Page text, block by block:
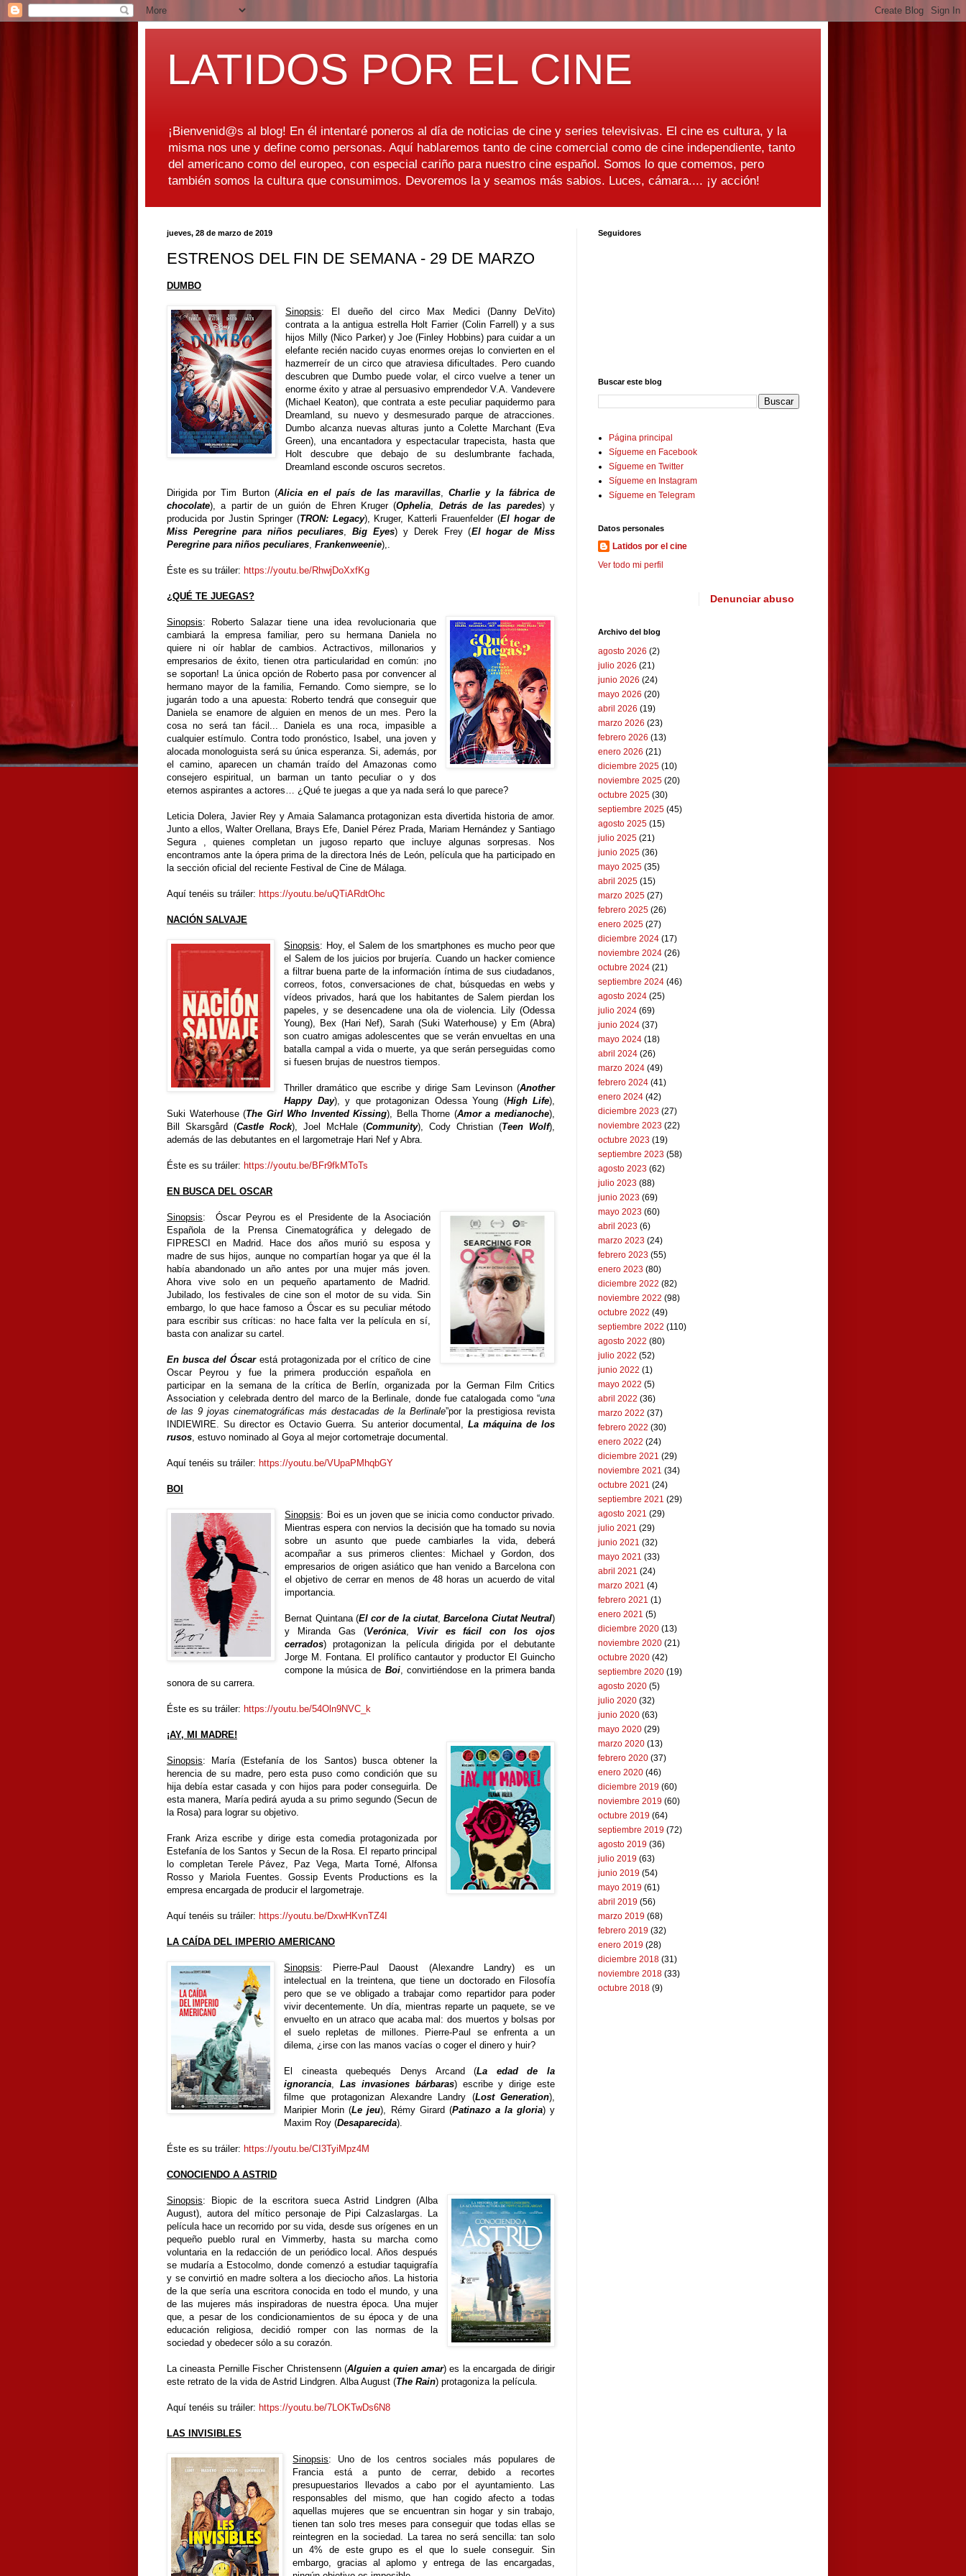
LATIDOS POR EL CINE
¡Bienvenid@s al blog! En él intentaré poneros al día de noticias de cine y series televisivas. El cine es cultura, y la
misma nos une y define como personas. Aquí hablaremos tanto de cine comercial como de cine independiente, tanto
del americano como del europeo, con especial cariño para nuestro cine español. Somos lo que comemos, pero
también somos la cultura que consumimos. Devoremos la y seamos más sabios. Luces, cámara.... ¡y acción!
jueves, 28 de marzo de 2019
ESTRENOS DEL FIN DE SEMANA - 29 DE MARZO
DUMBO
Sinopsis: El dueño del circo Max Medici (Danny DeVito)
contrata a la antigua estrella Holt Farrier (Colin Farrell) y a sus
hijos Milly (Nico Parker) y Joe (Finley Hobbins) para cuidar a un
elefante recién nacido cuyas enormes orejas lo convierten en el
hazmerreír de un circo que atraviesa dificultades. Pero cuando
descubren que Dumbo puede volar, el circo vuelve a tener un
enorme éxito y atrae al persuasivo emprendedor V.A. Vandevere
(Michael Keaton), que contrata a este peculiar paquidermo para
Dreamland, su nuevo y desmesurado parque de atracciones.
Dumbo alcanza nuevas alturas junto a Colette Marchant (Eva
Green), una encantadora y espectacular trapecista, hasta que
Holt descubre que debajo de su deslumbrante fachada,
Dreamland esconde oscuros secretos.
Dirigida por Tim Burton (Alicia en el país de las maravillas,Charlie y la fábrica de
chocolate), a partir de un guión de Ehren Kruger (Ophelia, Detrás de las paredes) y
producida por Justin Springer (TRON: Legacy), Kruger, Katterli Frauenfelder (El hogar de
Miss Peregrine para niños peculiares,Big Eyes) y Derek Frey (El hogar de Miss
Peregrine para niños peculiares, Frankenweenie),.
Éste es su tráiler: https://youtu.be/RhwjDoXxfKg
¿QUÉ TE JUEGAS?
Sinopsis: Roberto Salazar tiene una idea revolucionaria que
cambiará la empresa familiar, pero su hermana Daniela no
quiere ni oír hablar de cambios. Actractivos, millonarios y
empresarios de éxito, tienen otra particularidad en común: ¡no
se soportan! La única opción de Roberto pasa por convencer al
hermano mayor de la familia, Fernando. Como siempre, se lo
jugarán todo a una apuesta: Roberto tendrá que conseguir que
Daniela se enamore de alguien en menos de un mes. Pero la
cosa no será tan fácil... Daniela es una roca, impasible a
cualquier estímulo. Contra todo pronóstico, Isabel, una joven y
alocada monologuista será su única esperanza. Si, además, por
el camino, aparecen un chamán traído del Amazonas como
consejero espiritual, un barman un tanto peculiar o y dos
eternos aspirantes a actores… ¿Qué te juegas a que ya nada será lo que parece?
Leticia Dolera, Javier Rey y Amaia Salamanca protagonizan esta divertida historia de amor.
Junto a ellos, Walter Orellana, Brays Efe, Daniel Pérez Prada, Mariam Hernández y Santiago
Segura , quienes completan un jugoso reparto que incluye algunas sorpresas. Nos
encontramos ante la ópera prima de la directora Inés de León, película que ha participado en
la sección oficial del reciente Festival de Cine de Málaga.
Aquí tenéis su tráiler: https://youtu.be/uQTiARdtOhc
NACIÓN SALVAJE
Sinopsis: Hoy, el Salem de los smartphones es mucho peor que
el Salem de los juicios por brujería. Cuando un hacker comience
a filtrar buena parte de la información íntima de sus ciudadanos,
correos, fotos, conversaciones de chat, búsquedas en webs y
vídeos privados, hará que los habitantes de Salem pierdan los
papeles, y se desencadene una ola de violencia. Lily (Odessa
Young), Bex (Hari Nef), Sarah (Suki Waterhouse) y Em (Abra)
son cuatro amigas adolescentes que se verán envueltas en una
batalla campal a vida o muerte, ya que serán perseguidas como
si fuesen brujas de nuestros tiempos.
Thriller dramático que escribe y dirige Sam Levinson (Another
Happy Day), y que protagonizan Odessa Young (High Life),
Suki Waterhouse (The Girl Who Invented Kissing), Bella Thorne (Amor a medianoche),
Bill Skarsgård (Castle Rock), Joel McHale (Community), Cody Christian (Teen Wolf),
además de las debutantes en el largometraje Hari Nef y Abra.
Éste es su tráiler: https://youtu.be/BFr9fkMToTs
EN BUSCA DEL OSCAR
Sinopsis: Óscar Peyrou es el Presidente de la Asociación
Española de la Prensa Cinematográfica y delegado de
FIPRESCI en Madrid. Hace dos años murió su esposa y
madre de sus hijos, aunque no compartían hogar ya que él la
había abandonado un año antes por una mujer más joven.
Ahora vive solo en un pequeño apartamento de Madrid.
Jubilado, los festivales de cine son el motor de su vida. Sin
embargo, lo que hace famoso a Óscar es su peculiar método
para escribir sus críticas: no hace falta ver la película en sí,
basta con analizar su cartel.
En busca del Óscarestá protagonizada por el crítico de cine
Oscar Peyrou y fue la primera producción española en
participar en la semana de la crítica de Berlín, organizada por la German Film Critics
Association y celebrada dentro del marco de la Berlinale, donde fue catalogada como “una
de las 9 joyas cinematográficas más destacadas de la Berlinale”por la prestigiosa revista
INDIEWIRE. Su director es Octavio Guerra. Su anterior documental, La máquina de los
rusos, estuvo nominado al Goya al mejor cortometraje documental.
Aquí tenéis su tráiler: https://youtu.be/VUpaPMhqbGY
BOI
Sinopsis: Boi es un joven que se inicia como conductor privado.
Mientras espera con nervios la decisión que ha tomado su novia
sobre un asunto que puede cambiarles la vida, deberá
acompañar a sus primeros clientes: Michael y Gordon, dos
empresarios de origen asiático que han venido a Barcelona con
el objetivo de cerrar en menos de 48 horas un acuerdo de vital
importancia.
Bernat Quintana (El cor de la ciutat,Barcelona Ciutat Neutral)
y Miranda Gas (Verónica, Vivir es fácil con los ojos
cerrados) protagonizan la película dirigida por el debutante
Jorge M. Fontana. El prolífico cantautor y productor El Guincho
compone la música de Boi, convirtiéndose en la primera banda
sonora de su carrera.
Éste es su tráiler: https://youtu.be/54Oln9NVC_k
¡AY, MI MADRE!
Sinopsis: María (Estefanía de los Santos) busca obtener la
herencia de su madre, pero esta puso como condición que su
hija debía estar casada y con hijos para poder conseguirla. De
esta manera, María pedirá ayuda a su primo segundo (Secun de
la Rosa) para lograr su objetivo.
Frank Ariza escribe y dirige esta comedia protagonizada por
Estefanía de los Santos y Secun de la Rosa. El reparto principal
lo completan Terele Pávez, Paz Vega, Marta Torné, Alfonsa
Rosso y Mariola Fuentes. Gossip Events Productions es la
empresa encargada de producir el largometraje.
Aquí tenéis su tráiler: https://youtu.be/DxwHKvnTZ4I
LA CAÍDA DEL IMPERIO AMERICANO
Sinopsis: Pierre-Paul Daoust (Alexandre Landry) es un
intelectual en la treintena, que tiene un doctorado en Filosofía
pero que se ve obligado a trabajar como repartidor para poder
vivir decentemente. Un día, mientras reparte un paquete, se ve
envuelto en un atraco que acaba mal: dos muertos y bolsas por
el suelo repletas de millones. Pierre-Paul se enfrenta a un
dilema, ¿irse con las manos vacías o coger el dinero y huir?
El cineasta quebequés Denys Arcand (La edad de la
ignorancia,Las invasiones bárbaras) escribe y dirige este
filme que protagonizan Alexandre Landry (Lost Generation),
Maripier Morin (Le jeu), Rémy Girard (Patinazo a la gloria) y
Maxim Roy (Desaparecida).
Éste es su tráiler: https://youtu.be/CI3TyiMpz4M
CONOCIENDO A ASTRID
Sinopsis: Biopic de la escritora sueca Astrid Lindgren (Alba
August), autora del mítico personaje de Pipi Calzaslargas. La
película hace un recorrido por su vida, desde sus orígenes en un
pequeño pueblo rural en Vimmerby, hasta su marcha como
voluntaria en la redacción de un periódico local. Años después
se mudaría a Estocolmo, donde comenzó a estudiar taquigrafía
y se convirtió en madre soltera a los dieciocho años. La historia
de la que sería una escritora conocida en todo el mundo, y una
de las mujeres más inspiradoras de nuestra época. Una mujer
que, a pesar de los condicionamientos de su época y de una
educación religiosa, decidió romper con las normas de la
sociedad y obedecer sólo a su corazón.
La cineasta Pernille Fischer Christensenn (Alguien a quien amar) es la encargada de dirigir
este retrato de la vida de Astrid Lindgren. Alba August (The Rain) protagoniza la película.
Aquí tenéis su tráiler: https://youtu.be/7LOKTwDs6N8
LAS INVISIBLES
Sinopsis: Uno de los centros sociales más populares de
Francia está a punto de cerrar, debido a recortes
presupuestarios llevados a cabo por el ayuntamiento. Las
responsables del mismo, que han cogido afecto a todas
aquellas mujeres que se encuentran sin hogar y sin trabajo,
tienen tan solo tres meses para conseguir que todas ellas se
reintegren en la sociedad. La tarea no será sencilla: tan solo
un 4% de este grupo es el que lo suele conseguir. Sin
embargo, gracias al aplomo y entrega de las encargadas,
Seguidores
Buscar este blog
Página principal
Sígueme en Facebook
Sígueme en Twitter
Sígueme en Instagram
Sígueme en Telegram
Datos personales
Latidos por el cine
Ver todo mi perfil
Denunciar abuso
Archivo del blog
agosto 2026 (2)
julio 2026 (21)
junio 2026 (24)
mayo 2026 (20)
abril 2026 (19)
marzo 2026 (23)
febrero 2026 (13)
enero 2026 (21)
diciembre 2025 (10)
noviembre 2025 (20)
octubre 2025 (30)
septiembre 2025 (45)
agosto 2025 (15)
julio 2025 (21)
junio 2025 (36)
mayo 2025 (35)
abril 2025 (15)
marzo 2025 (27)
febrero 2025 (26)
enero 2025 (27)
diciembre 2024 (17)
noviembre 2024 (26)
octubre 2024 (21)
septiembre 2024 (46)
agosto 2024 (25)
julio 2024 (69)
junio 2024 (37)
mayo 2024 (18)
abril 2024 (26)
marzo 2024 (49)
febrero 2024 (41)
enero 2024 (42)
diciembre 2023 (27)
noviembre 2023 (22)
octubre 2023 (19)
septiembre 2023 (58)
agosto 2023 (62)
julio 2023 (88)
junio 2023 (69)
mayo 2023 (60)
abril 2023 (6)
marzo 2023 (24)
febrero 2023 (55)
enero 2023 (80)
diciembre 2022 (82)
noviembre 2022 (98)
octubre 2022 (49)
septiembre 2022 (110)
agosto 2022 (80)
julio 2022 (52)
junio 2022 (1)
mayo 2022 (5)
abril 2022 (36)
marzo 2022 (37)
febrero 2022 (30)
enero 2022 (24)
diciembre 2021 (29)
noviembre 2021 (34)
octubre 2021 (24)
septiembre 2021 (29)
agosto 2021 (29)
julio 2021 (29)
junio 2021 (32)
mayo 2021 (33)
abril 2021 (24)
marzo 2021 (4)
febrero 2021 (1)
enero 2021 (5)
diciembre 2020 (13)
noviembre 2020 (21)
octubre 2020 (42)
septiembre 2020 (19)
agosto 2020 (5)
julio 2020 (32)
junio 2020 (63)
mayo 2020 (29)
marzo 2020 (13)
febrero 2020 (37)
enero 2020 (46)
diciembre 2019 (60)
noviembre 2019 (60)
octubre 2019 (64)
septiembre 2019 (72)
agosto 2019 (36)
julio 2019 (63)
junio 2019 (54)
mayo 2019 (61)
abril 2019 (56)
marzo 2019 (68)
febrero 2019 (32)
enero 2019 (28)
diciembre 2018 (31)
noviembre 2018 (33)
octubre 2018 (9)